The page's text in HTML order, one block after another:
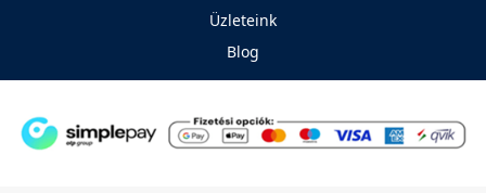
Üzleteink
Blog